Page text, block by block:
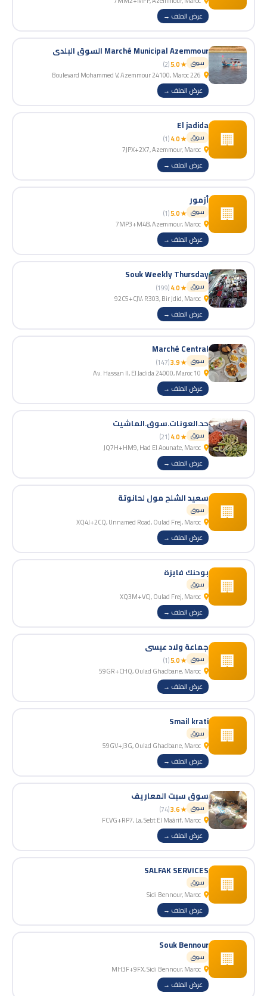
عرض الملف →
Marché Municipal Azemmour السوق البلدي
سوق ★ 5.0
(2)
عرض الملف →
🏢
El jadida
سوق ★ 4.0
(1)
عرض الملف →
🏢 أزمور
سوق ★ 5.0
(1)
عرض الملف →
Souk Weekly Thursday
سوق ★ 4.0
(199)
عرض الملف →
Marché Central
سوق ★ 3.9
(147)
عرض الملف →
حد.العونات.سوق.الماشيت
سوق ★ 4.0
(21)
عرض الملف →
🏢 سعيد الشلح مول لحانوتة
سوق
عرض الملف →
🏢 بوحنك فايزة
سوق
عرض الملف →
🏢 جماعة ولاد عيسى
سوق ★ 5.0
(1)
عرض الملف →
🏢
Smail krati
سوق
عرض الملف →
سوق سبت المعاريف
سوق ★ 3.6
(74)
عرض الملف →
🏢
SALFAK SERVICES
سوق
عرض الملف →
🏢
Souk Bennour
سوق
عرض الملف →